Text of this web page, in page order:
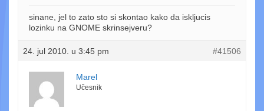
sinane, jel to zato sto si skontao kako da iskljucis
lozinku na GNOME skrinsejveru?
24. jul 2010. u 3:45 pm #41506
Marel
Učesnik